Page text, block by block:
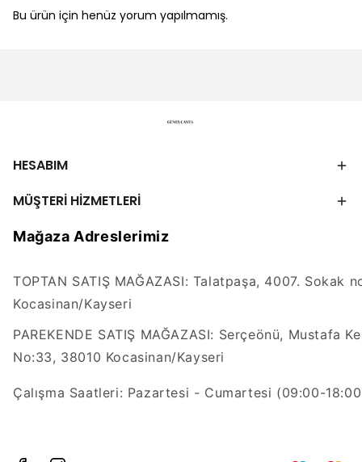
Bu ürün için henüz yorum yapılmamış.
HESABIM
MÜŞTERİ HİZMETLERİ
Mağaza Adreslerimiz
TOPTAN SATIŞ MAĞAZASI: Talatpaşa, 4007. Sokak
Kocasinan/Kayseri
PAREKENDE SATIŞ MAĞAZASI: Serçeönü, Mustafa
No:33, 38010 Kocasinan/Kayseri
Çalışma Saatleri: Pazartesi - Cumartesi (09:00-